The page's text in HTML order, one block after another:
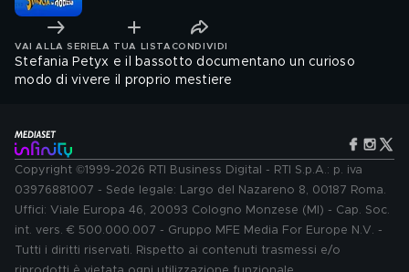
VAI ALLA SERIE LA TUA LISTA CONDIVIDI
Stefania Petyx e il bassotto documentano un curioso
modo di vivere il proprio mestiere
Copyright ©1999-2026 RTI Business Digital - RTI S.p.A.: p. iva
03976881007 - Sede legale: Largo del Nazareno 8, 00187 Roma.
Uffici: Viale Europa 46, 20093 Cologno Monzese (MI) - Cap. Soc.
int. vers. € 500.000.007 - Gruppo MFE Media For Europe N.V. -
Tutti i diritti riservati. Rispetto ai contenuti trasmessi e/o